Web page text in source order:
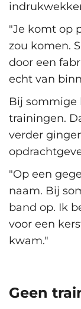
"Je komt op
zou komen.
door een
echt van
Bij sommige
trainingen.
verder
"Op een
naam. Bij
band op. Ik
voor een
kwam."
Geen